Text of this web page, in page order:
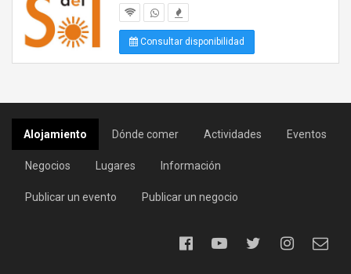
Consultar disponibilidad
Alojamiento Dónde comer Actividades Eventos
Negocios Lugares Información
Publicar un evento Publicar un negocio